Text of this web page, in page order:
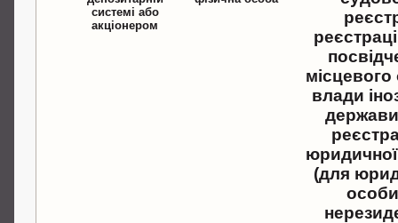
системі або
акціонером
місцевого
влади
(для